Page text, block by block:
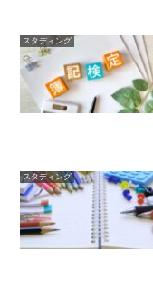
スタディング
スタディング